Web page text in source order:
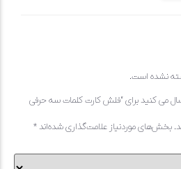
است.
کنید برای “فلش کارت کلمات سه حرفی
موردنیاز علامت‌گذاری شده‌اند*